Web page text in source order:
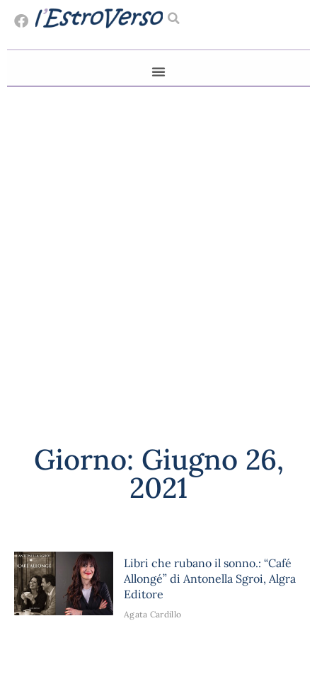
Giorno: Giugno 26,
2021
Libri che rubano il sonno.: “Café
Allongé” di Antonella Sgroi, Algra
Editore
Agata Cardillo